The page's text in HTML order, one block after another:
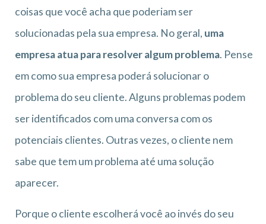
coisas que você acha que poderiam ser
solucionadas pela sua empresa. No geral, uma
empresa atua para resolver algum problema. Pense
em como sua empresa poderá solucionar o
problema do seu cliente. Alguns problemas podem
ser identificados com uma conversa com os
potenciais clientes. Outras vezes, o cliente nem
sabe que tem um problema até uma solução
aparecer.
Porque o cliente escolherá você ao invés do seu